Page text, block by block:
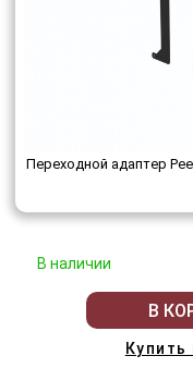
Переходной адаптер
В наличии
В
Купить